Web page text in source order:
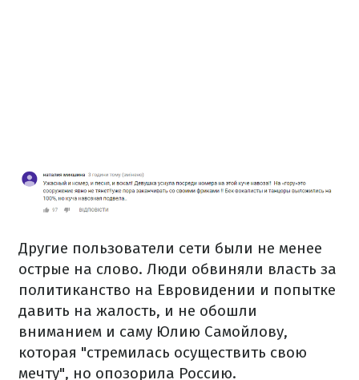
Другие пользователи сети были не менее
острые на слово. Люди обвиняли власть за
политиканство на Евровидении и попытке
давить на жалость, и не обошли
вниманием и саму Юлию Самойлову,
которая "стремилась осуществить свою
мечту", но опозорила Россию.